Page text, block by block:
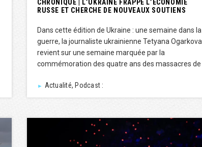
CHRONIQUE | L’UKRAINE FRAPPE L’ÉCONOMIE
RUSSE ET CHERCHE DE NOUVEAUX SOUTIENS
Dans cette édition de Ukraine : une semaine dans la
guerre, la journaliste ukrainienne Tetyana Ogarkova
revient sur une semaine marquée par la
commémoration des quatre ans des massacres de
► Actualité, Podcast :